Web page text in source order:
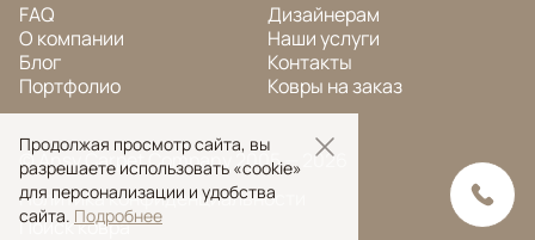
FAQ
О компании
Блог
Портфолио
Дизайнерам
Наши услуги
Контакты
Ковры на заказ
© Ansy Carpet Company 2005 — 2026
Политика конфиденциальности
Поиск ковра
Продолжая просмотр сайта, вы
разрешаете использовать «cookie»
для персонализации и удобства
сайта. Подробнее